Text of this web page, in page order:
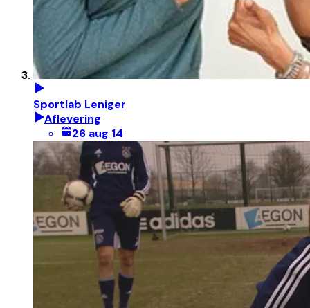
Sportlab Leniger
Aflevering
26 aug 14